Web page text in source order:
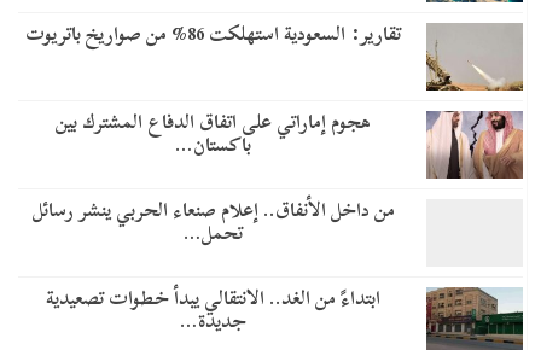
تقارير: السعودية استهلكت 86% من صواريخ باتريوت
هجوم إماراتي على اتفاق الدفاع المشترك بين
باكستان…
من داخل الأنفاق.. إعلام صنعاء الحربي ينشر رسائل
تحمل…
​ابتداءً من الغد.. الانتقالي يبدأ خطوات تصعيدية
جديدة…